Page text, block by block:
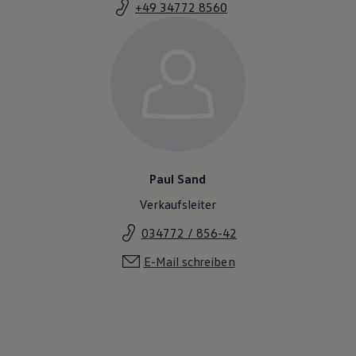
+49 34772 8560
Paul Sand
Verkaufsleiter
034772 / 856-42
E-Mail schreiben